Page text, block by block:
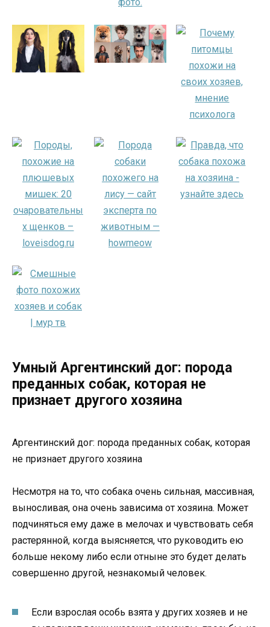
Умный Аргентинский дог: порода
преданных собак, которая не
признает другого хозяина
Аргентинский дог: порода преданных собак, которая
не признает другого хозяина
Несмотря на то, что собака очень сильная, массивная,
выносливая, она очень зависима от хозяина. Может
подчиняться ему даже в мелочах и чувствовать себя
растерянной, когда выясняется, что руководить ею
больше некому либо если отныне это будет делать
совершенно другой, незнакомый человек.
Если взрослая особь взята у других хозяев и не